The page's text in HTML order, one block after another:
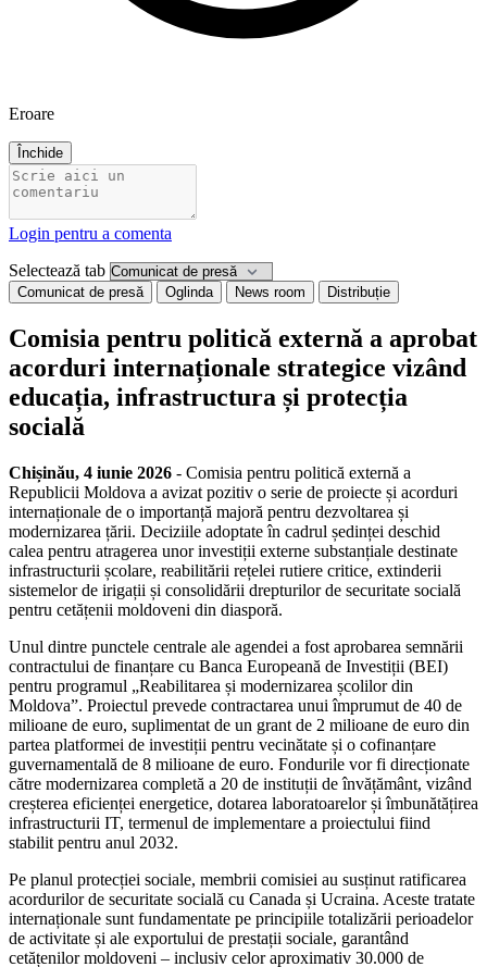
Eroare
Închide
Login pentru a comenta
Selectează tab
Comunicat de presă Oglinda News room Distribuție
Comisia pentru politică externă a aprobat
acorduri internaționale strategice vizând
educația, infrastructura și protecția
socială
Chișinău, 4 iunie 2026 - Comisia pentru politică externă a
Republicii Moldova a avizat pozitiv o serie de proiecte și acorduri
internaționale de o importanță majoră pentru dezvoltarea și
modernizarea țării. Deciziile adoptate în cadrul ședinței deschid
calea pentru atragerea unor investiții externe substanțiale destinate
infrastructurii școlare, reabilitării rețelei rutiere critice, extinderii
sistemelor de irigații și consolidării drepturilor de securitate socială
pentru cetățenii moldoveni din diasporă.
Unul dintre punctele centrale ale agendei a fost aprobarea semnării
contractului de finanțare cu Banca Europeană de Investiții (BEI)
pentru programul „Reabilitarea și modernizarea școlilor din
Moldova”. Proiectul prevede contractarea unui împrumut de 40 de
milioane de euro, suplimentat de un grant de 2 milioane de euro din
partea platformei de investiții pentru vecinătate și o cofinanțare
guvernamentală de 8 milioane de euro. Fondurile vor fi direcționate
către modernizarea completă a 20 de instituții de învățământ, vizând
creșterea eficienței energetice, dotarea laboratoarelor și îmbunătățirea
infrastructurii IT, termenul de implementare a proiectului fiind
stabilit pentru anul 2032.
Pe planul protecției sociale, membrii comisiei au susținut ratificarea
acordurilor de securitate socială cu Canada și Ucraina. Aceste tratate
internaționale sunt fundamentate pe principiile totalizării perioadelor
de activitate și ale exportului de prestații sociale, garantând
cetățenilor moldoveni – inclusiv celor aproximativ 30.000 de